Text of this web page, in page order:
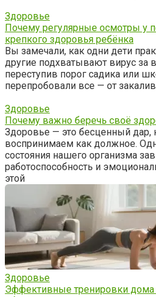
Здоровье
Почему регулярные осмотры у
крепкого здоровья ребёнка
Вы замечали, как одни дети
другие подхватывают вирус за
переступив порог садика или
перепробовали все — от
Здоровье
Почему важно беречь своё
Здоровье — это бесценный дар,
воспринимаем как должное.
состояния нашего организма
работоспособность и
этой
Здоровье
Эффективные тренировки